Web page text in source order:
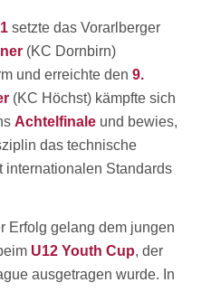
setzte das Vorarlberger
(KC Dornbirn)
und erreichte den 9.
(KC Höchst) kämpfte sich
Achtelfinaleund bewies,
das technische
internationalen Standards
Erfolg gelang dem jungen
U12 Youth Cup, der
ausgetragen wurde. In